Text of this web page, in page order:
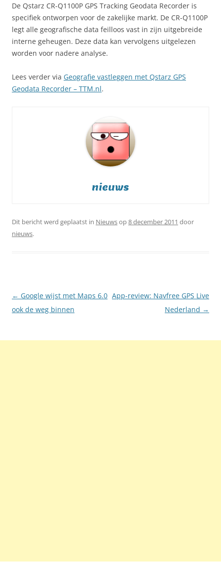
De Qstarz CR-Q1100P GPS Tracking Geodata Recorder is
specifiek ontworpen voor de zakelijke markt. De CR-Q1100P
legt alle geografische data feilloos vast in zijn uitgebreide
interne geheugen. Deze data kan vervolgens uitgelezen
worden voor nadere analyse.
Lees verder via Geografie vastleggen met Qstarz GPS
Geodata Recorder – TTM.nl.
nieuws
Dit bericht werd geplaatst in Nieuwsop8 december 2011 door
nieuws.
Berichtnavigatie
← Google wijst met Maps 6.0
ook de weg binnen
App-review: Navfree GPS Live
Nederland →